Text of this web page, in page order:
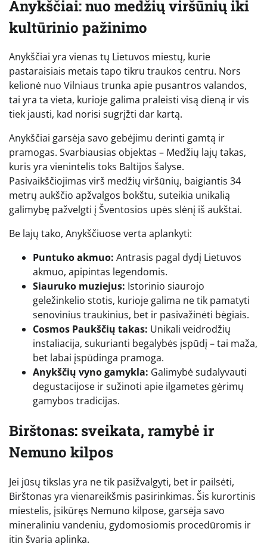
Anykščiai: nuo medžių viršūnių iki
kultūrinio pažinimo
Anykščiai yra vienas tų Lietuvos miestų, kurie
pastaraisiais metais tapo tikru traukos centru. Nors
kelionė nuo Vilniaus trunka apie pusantros valandos,
tai yra ta vieta, kurioje galima praleisti visą dieną ir vis
tiek jausti, kad norisi sugrįžti dar kartą.
Anykščiai garsėja savo gebėjimu derinti gamtą ir
pramogas. Svarbiausias objektas – Medžių lajų takas,
kuris yra vienintelis toks Baltijos šalyse.
Pasivaikščiojimas virš medžių viršūnių, baigiantis 34
metrų aukščio apžvalgos bokštu, suteikia unikalią
galimybę pažvelgti į Šventosios upės slėnį iš aukštai.
Be lajų tako, Anykščiuose verta aplankyti:
Puntuko akmuo: Antrasis pagal dydį Lietuvos
akmuo, apipintas legendomis.
Siauruko muziejus: Istorinio siaurojo
geležinkelio stotis, kurioje galima ne tik pamatyti
senovinius traukinius, bet ir pasivažinėti bėgiais.
Cosmos Paukščių takas: Unikali veidrodžių
instaliacija, sukurianti begalybės įspūdį – tai maža,
bet labai įspūdinga pramoga.
Anykščių vyno gamykla: Galimybė sudalyvauti
degustacijose ir sužinoti apie ilgametes gėrimų
gamybos tradicijas.
Birštonas: sveikata, ramybė ir
Nemuno kilpos
Jei jūsų tikslas yra ne tik pasižvalgyti, bet ir pailsėti,
Birštonas yra vienareikšmis pasirinkimas. Šis kurortinis
miestelis, įsikūręs Nemuno kilpose, garsėja savo
mineraliniu vandeniu, gydomosiomis procedūromis ir
itin švaria aplinka.